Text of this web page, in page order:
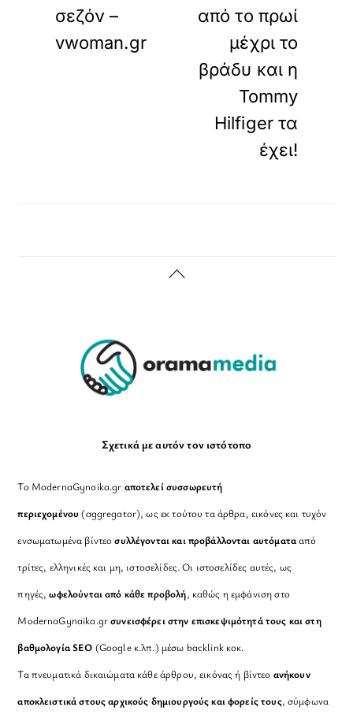
σεζόν –
vwoman.gr
από το πρωί
μέχρι το
βράδυ και η
Tommy
Hilfiger τα
έχει!
Back
Σχετικά με αυτόν τον ιστότοπο
Το ModernaGynaika.gr αποτελεί συσσωρευτή
περιεχομένου (aggregator), ως εκ τούτου τα άρθρα, εικόνες και τυχόν
ενσωματωμένα βίντεοσυλλέγονται και προβάλλονται αυτόματααπό
τρίτες, ελληνικές και μη, ιστοσελίδες. Οι ιστοσελίδες αυτές, ως
πηγές,ωφελούνται από κάθε προβολή, καθώς η εμφάνιση στο
ModernaGynaika.grσυνεισφέρει στην επισκεψιμότητά τους και στη
βαθμολογία SEO (Google κ.λπ.) μέσω backlink κοκ.
Τα πνευματικά δικαιώματα κάθε άρθρου, εικόνας ή βίντεο ανήκουν
αποκλειστικά στους αρχικούς δημιουργούς και φορείς τους, σύμφωνα